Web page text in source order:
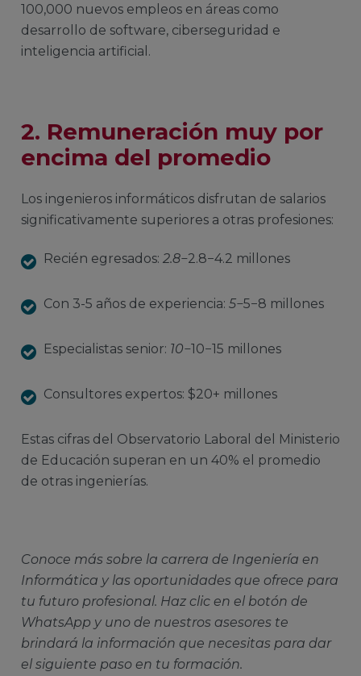
100,000 nuevos empleos en áreas como
desarrollo de software, ciberseguridad e
inteligencia artificial.
2. Remuneración muy por
encima del promedio
Los ingenieros informáticos disfrutan de salarios
significativamente superiores a otras profesiones:
Recién egresados: 2.8−2.8−4.2 millones
Con 3-5 años de experiencia: 5−5−8 millones
Especialistas senior: 10−10−15 millones
Consultores expertos: $20+ millones
Estas cifras del Observatorio Laboral del Ministerio
de Educación superan en un 40% el promedio
de otras ingenierías.
Conoce más sobre la carrera de Ingeniería en
Informática y las oportunidades que ofrece para
tu futuro profesional. Haz clic en el botón de
WhatsApp y uno de nuestros asesores te
brindará la información que necesitas para dar
el siguiente paso en tu formación.